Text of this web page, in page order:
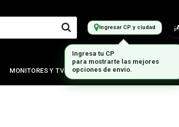
Ingresar CP y ciudad
MONITORES Y TVS PERIFERICOS
Ingresa tu CP
para mostrarte las mejores
opciones de envío.